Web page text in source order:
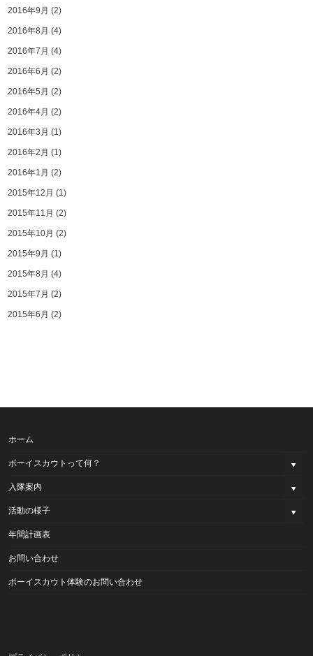
2016年9月 (2)
2016年8月 (4)
2016年7月 (4)
2016年6月 (2)
2016年5月 (2)
2016年4月 (2)
2016年3月 (1)
2016年2月 (1)
2016年1月 (2)
2015年12月 (1)
2015年11月 (2)
2015年10月 (2)
2015年9月 (1)
2015年8月 (4)
2015年7月 (2)
2015年6月 (2)
ホーム
ボーイスカウトって何？
入隊案内
活動の様子
年間計画表
お問い合わせ
ボーイスカウト体験のお問い合わせ